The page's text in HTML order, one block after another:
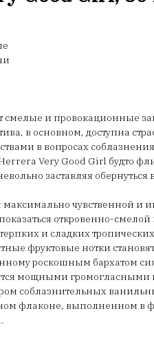
смелые и провокационные
в основном, доступна
в вопросах
Very Good Girl будто
заставляя обернуться
максимально чувственной и
откровенно-смелой
и сладких
фруктовые нотки
роскошным бархатом
мощными громогласными
соблазнительных
флаконе, выполненном в